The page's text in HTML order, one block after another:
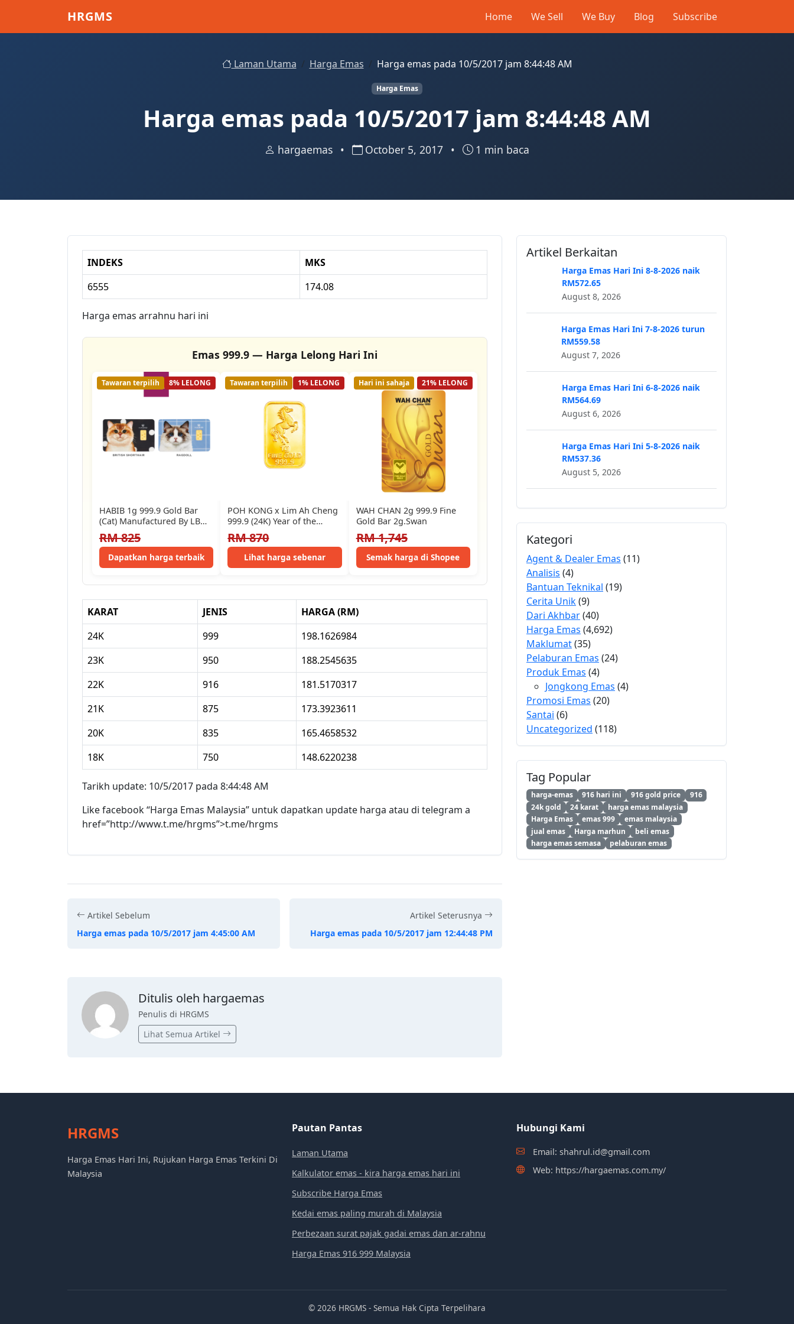
HRGMS Home We Sell We Buy Blog Subscribe
Laman Utama Harga Emas Harga emas pada 10/5/2017 jam 8:44:48 AM
Harga Emas
Harga emas pada 10/5/2017 jam 8:44:48 AM
hargaemas • October 5, 2017 • 1 min baca
INDEKS
MKS
6555
174.08
Harga emas arrahnu hari ini
Emas 999.9 — Harga Lelong Hari Ini
8% LELONG
Tawaran terpilih
HABIB 1g 999.9 Gold Bar
(Cat) Manufactured By LBMA
Goods Delivery Refiner
RM 825
Dapatkan harga terbaik
1% LELONG
Tawaran terpilih
POH KONG x Lim Ah Cheng
999.9 (24K) Year of the
Horse…
RM 870
Lihat harga sebenar
21% LELONG
Hari ini sahaja
WAH CHAN 2g 999.9 Fine
Gold Bar 2g.Swan
RM 1,745
Semak harga di Shopee
KARAT JENIS
HARGA (RM)
24K
999
198.1626984
23K
950
188.2545635
22K
916
181.5170317
21K
875
173.3923611
20K
835
165.4658532
18K
750 148.6220238
Tarikh update: 10/5/2017 pada 8:44:48 AM
Like facebook “Harga Emas Malaysia” untuk dapatkan update harga atau di telegram a
href=”http://www.t.me/hrgms”>t.me/hrgms
Artikel Sebelum
Harga emas pada 10/5/2017 jam 4:45:00 AM
Artikel Seterusnya
Harga emas pada 10/5/2017 jam 12:44:48 PM
Ditulis oleh hargaemas
Penulis di HRGMS
Lihat Semua Artikel
Artikel Berkaitan
Harga Emas Hari Ini 8-8-2026 naik
RM572.65
August 8, 2026
Harga Emas Hari Ini 7-8-2026 turun
RM559.58
August 7, 2026
Harga Emas Hari Ini 6-8-2026 naik
RM564.69
August 6, 2026
Harga Emas Hari Ini 5-8-2026 naik
RM537.36
August 5, 2026
Kategori
Agent & Dealer Emas (11)
Analisis (4)
Bantuan Teknikal (19)
Cerita Unik(9)
Dari Akhbar(40)
Harga Emas (4,692)
Maklumat(35)
Pelaburan Emas (24)
Produk Emas (4)
Jongkong Emas (4)
Promosi Emas (20)
Santai (6)
Uncategorized (118)
Tag Popular
harga-emas 916 hari ini 916 gold price
916
24k gold
24 karat
harga emas malaysia
Harga Emas
emas 999
emas malaysia
jual emas
Harga marhun
beli emas
harga emas semasa
pelaburan emas
HRGMS
Harga Emas Hari Ini, Rujukan Harga Emas Terkini Di
Malaysia
Pautan Pantas
Laman Utama
Kalkulator emas - kira harga emas hari ini
Subscribe Harga Emas
Kedai emas paling murah di Malaysia
Perbezaan surat pajak gadai emas dan ar-rahnu
Harga Emas 916 999 Malaysia
Hubungi Kami
Email: shahrul.id@gmail.com
Web: https://hargaemas.com.my/
© 2026 HRGMS - Semua Hak Cipta Terpelihara